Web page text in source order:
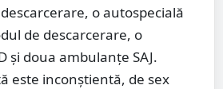
o autospecială
de descarcerare, o
și doua ambulanțe SAJ.
este inconștientă, de sex